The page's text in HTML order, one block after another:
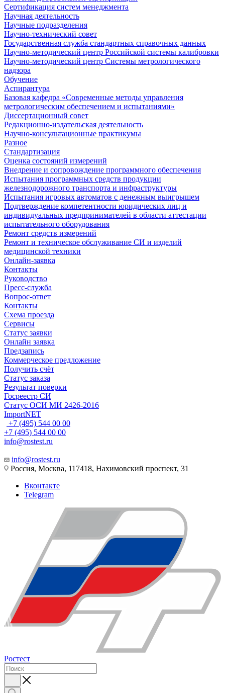
Сертификация систем менеджмента
Научная деятельность
Научные подразделения
Научно-технический совет
Государственная служба стандартных справочных данных
Научно-методический центр Российской системы калибровки
Научно-методический центр Системы метрологического
надзора
Обучение
Аспирантура
Базовая кафедра «Современные методы управления
метрологическим обеспечением и испытаниями»
Диссертационный совет
Редакционно-издательская деятельность
Научно-консультационные практикумы
Разное
Стандартизация
Оценка состояний измерений
Внедрение и сопровождение программного обеспечения
Испытания программных средств продукции
железнодорожного транспорта и инфраструктуры
Испытания игровых автоматов с денежным выигрышем
Подтверждение компетентности юридических лиц и
индивидуальных предпринимателей в области аттестации
испытательного оборудования
Ремонт средств измерений
Ремонт и техническое обслуживание СИ и изделий
медицинской техники
Онлайн-заявка
Контакты
Руководство
Пресс-служба
Вопрос-ответ
Контакты
Схема проезда
Сервисы
Статус заявки
Онлайн заявка
Предзапись
Коммерческое предложение
Получить счёт
Статус заказа
Результат поверки
Госреестр СИ
Статус ОСИ МИ 2426-2016
ImportNET
+7 (495) 544 00 00
+7 (495) 544 00 00
info@rostest.ru
info@rostest.ru
Россия, Москва, 117418, Нахимовский проспект, 31
Вконтакте
Telegram
Ростест